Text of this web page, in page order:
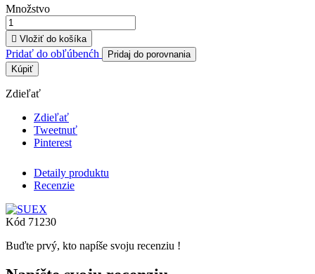
Množstvo
 Vložiť do košíka
Pridať do obľúbenćh
Pridaj do porovnania
Kúpiť
Zdieľať
Zdieľať
Tweetnuť
Pinterest
Detaily produktu
Recenzie
Kód 71230
Buďte prvý, kto napíše svoju recenziu !